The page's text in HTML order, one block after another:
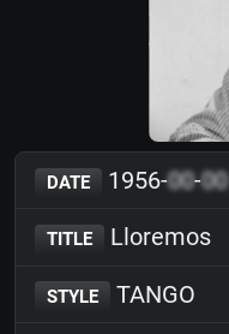
DATE 1956-00-00
TITLE Lloremos
STYLE TANGO